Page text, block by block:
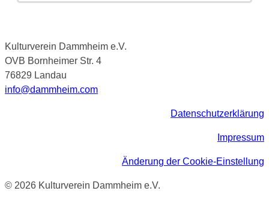
Kulturverein Dammheim e.V.
OVB Bornheimer Str. 4
76829 Landau
info@dammheim.com
Datenschutzerklärung
Impressum
Änderung der Cookie-Einstellung
© 2026 Kulturverein Dammheim e.V.